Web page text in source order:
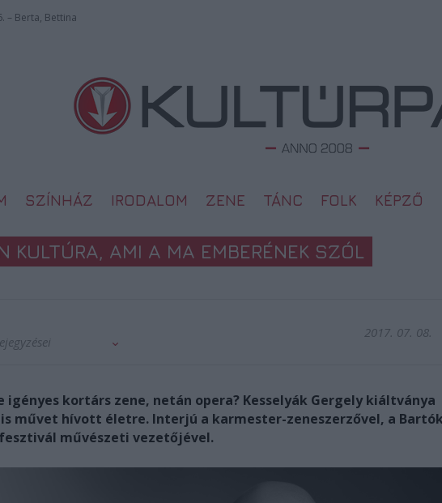
– Berta, Bettina
SZÍNHÁZ IRODALOM ZENE TÁNC FOLK KÉPZŐ
KULTÚRA, AMI A MA EMBERÉNEK SZÓL
2017. 07. 08.
igényes kortárs zene, netán opera? Kesselyák Gergely kiáltványa
művet hívott életre. Interjú a karmester-zeneszerzővel, a Bartók
művészeti vezetőjével.